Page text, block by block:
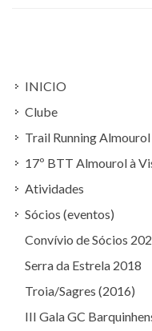
INICIO
Clube
Trail Running
17º BTT Almourol à
Atividades
Sócios (eventos)
Convívio de Sócios
Serra da Estrela 2018
Troia/Sagres (2016)
III Gala GC